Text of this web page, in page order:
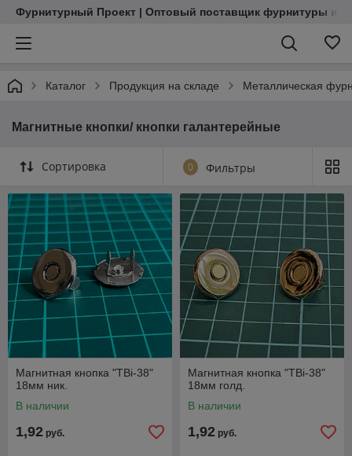
Фурнитурный Проект | Оптовый поставщик фурнитуры и
Каталог Продукция на складе Металлическая
Магнитные кнопки/ кнопки галантерейные
Сортировка 0 Фильтры
Магнитная кнопка "TBi-38"
18мм ник.
В наличии
1,92 руб.
Магнитная кнопка "TBi-38"
18мм голд.
В наличии
1,92 руб.